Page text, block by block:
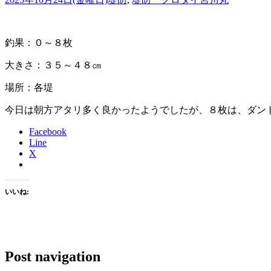
釣果：０～８枚
大きさ：３５～４８㎝
場所：各堤
今日は朝方アタリ多く良かったようでしたが、８枚は、ダン
Facebook
Line
X
いいね:
Post navigation